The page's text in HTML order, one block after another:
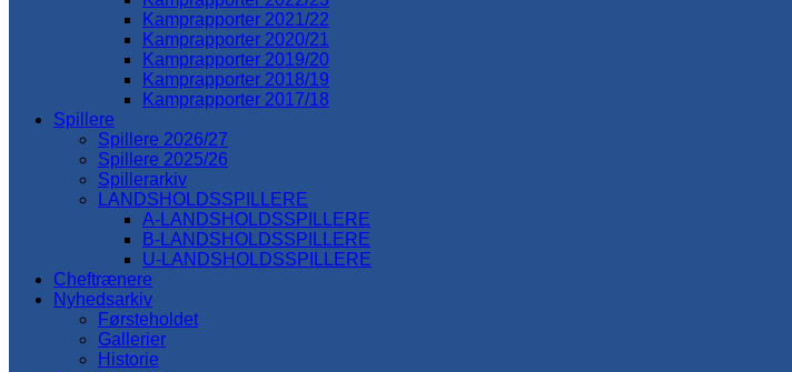
Kamprapporter 2021/22
Kamprapporter 2020/21
Kamprapporter 2019/20
Kamprapporter 2018/19
Kamprapporter 2017/18
Spillere
Spillere 2026/27
Spillere 2025/26
Spillerarkiv
LANDSHOLDSSPILLERE
A-LANDSHOLDSSPILLERE
B-LANDSHOLDSSPILLERE
U-LANDSHOLDSSPILLERE
Cheftrænere
Nyhedsarkiv
Førsteholdet
Gallerier
Historie